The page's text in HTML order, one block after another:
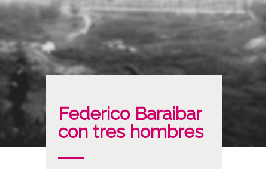
Federico Baraibar
con tres hombres